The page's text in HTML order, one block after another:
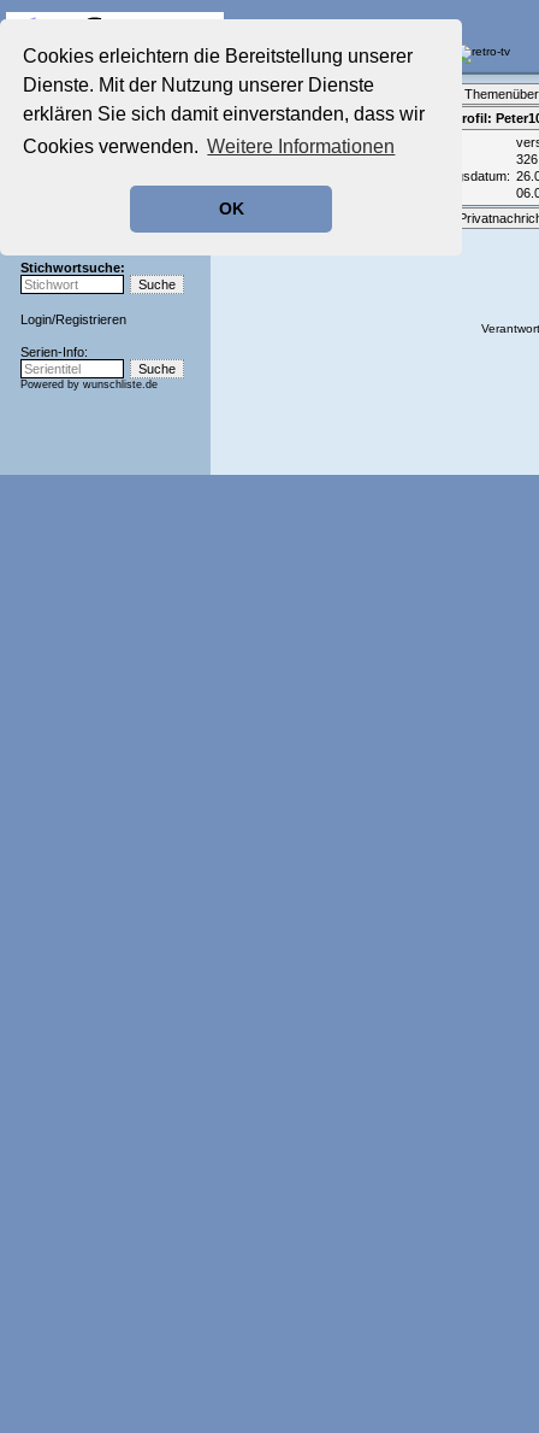
Cookies erleichtern die Bereitstellung unserer
Dienste. Mit der Nutzung unserer Dienste
erklären Sie sich damit einverstanden, dass wir
Cookies verwenden. Weitere Informationen
OK
Startseite
Aktuelles Forum
Film-Forum
Zeichentrick-Forum
Stichwortsuche:
Login/Registrieren
Serien-Info:
Powered by wunschliste.de
Teilnehmerprofil:
Email:
Beiträge:
326
Registrierungsdatum: